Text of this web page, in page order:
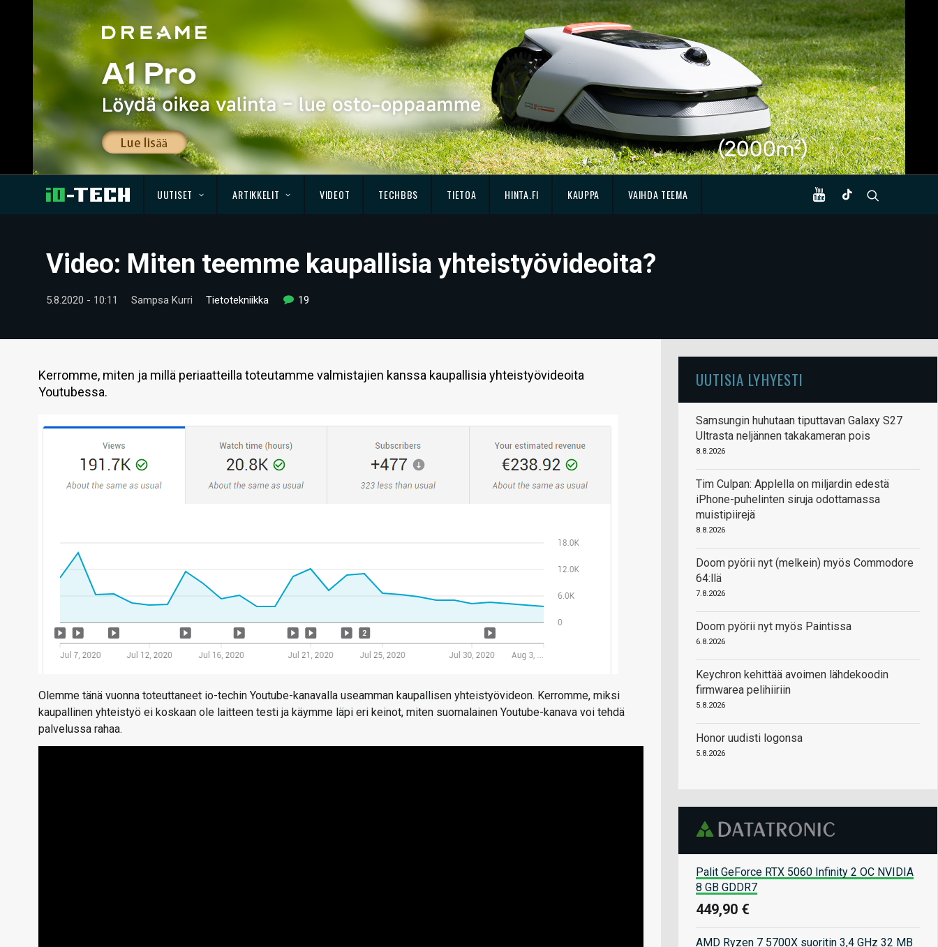
UUTISET ARTIKKELIT VIDEOT TECHBBS TIETOA HINTA.FI KAUPPA VAIHDA TEEMA
Video: Miten teemme kaupallisia yhteistyövideoita?
5.8.2020 - 10:11 Sampsa Kurri Tietotekniikka 19
Kerromme, miten ja millä periaatteilla toteutamme valmistajien kanssa kaupallisia yhteistyövideoita
Youtubessa.
Olemme tänä vuonna toteuttaneet io-techin Youtube-kanavalla useamman kaupallisen yhteistyövideon. Kerromme, miksi
kaupallinen yhteistyö ei koskaan ole laitteen testi ja käymme läpi eri keinot, miten suomalainen Youtube-kanava voi tehdä
palvelussa rahaa.
UUTISIA LYHYESTI
Samsungin huhutaan tiputtavan Galaxy S27
Ultrasta neljännen takakameran pois
8.8.2026
Tim Culpan: Applella on miljardin edestä
iPhone-puhelinten siruja odottamassa
muistipiirejä
8.8.2026
Doom pyörii nyt (melkein) myös Commodore
64:llä
7.8.2026
Doom pyörii nyt myös Paintissa
6.8.2026
Keychron kehittää avoimen lähdekoodin
firmwarea pelihiiriin
5.8.2026
Honor uudisti logonsa
5.8.2026
Palit GeForce RTX 5060 Infinity 2 OC NVIDIA
8 GB GDDR7
449,90 €
AMD Ryzen 7 5700X suoritin 3,4 GHz 32 MB